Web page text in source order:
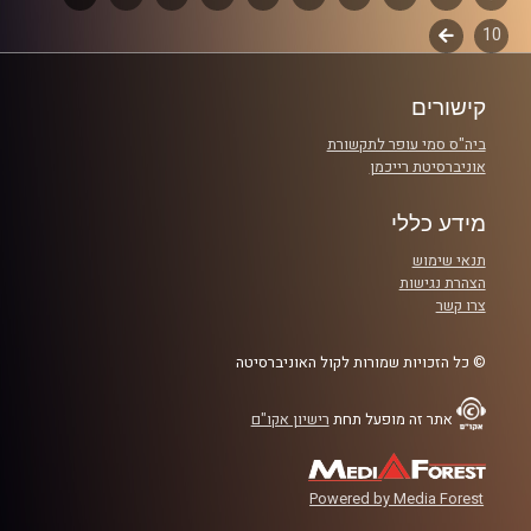
קרדיט תמונות:
פרקים
10
לשלב
קישורים
ביה"ס סמי עופר לתקשורת
אוניברסיטת רייכמן
מידע כללי
תנאי שימוש
הצהרת נגישות
צרו קשר
© כל הזכויות שמורות לקול האוניברסיטה
אתר זה מופעל תחת רישיון אקו"ם
Powered by Media Forest